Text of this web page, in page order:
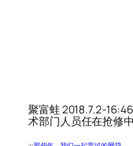
聚富蛙 2018.7.2-
术部门人员任在抢修